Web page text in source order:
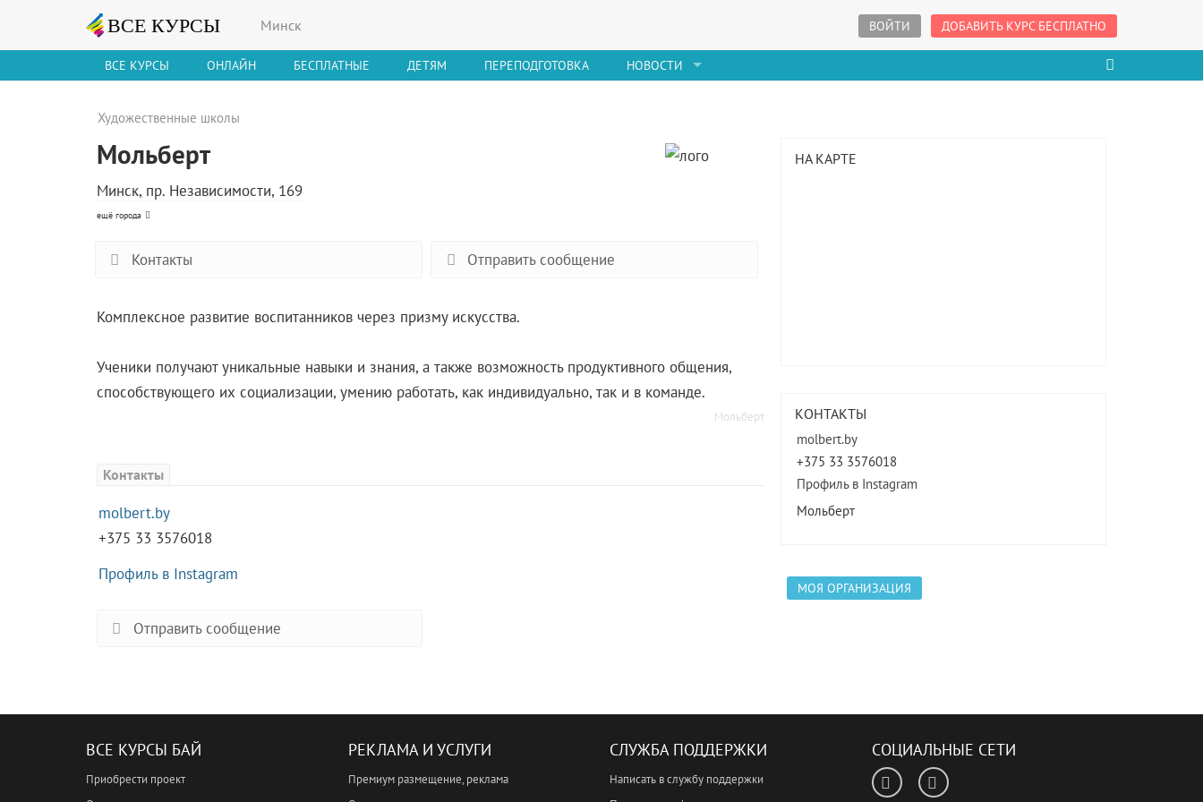
Минск ВОЙТИ ДОБАВИТЬ КУРС БЕСПЛАТНО
ВСЕ КУРСЫ ОНЛАЙН БЕСПЛАТНЫЕ ДЕТЯМ ПЕРЕПОДГОТОВКА НОВОСТИ
Художественные школы
Мольберт
Минск, пр. Независимости, 169
ещё города
Контакты Отправить сообщение
Комплексное развитие воспитанников через призму искусства.
Ученики получают уникальные навыки и знания, а также возможность продуктивного общения,
способствующего их социализации, умению работать, как индивидуально, так и в команде.
Мольберт
Контакты
molbert.by
+375 33 3576018
Профиль в Instagram
Отправить сообщение
НА КАРТЕ
КОНТАКТЫ
molbert.by
+375 33 3576018
Профиль в Instagram
Мольберт
МОЯ ОРГАНИЗАЦИЯ
ВСЕ КУРСЫ БАЙ
Приобрести проект
РЕКЛАМА И УСЛУГИ
Премиум размещение, реклама
СЛУЖБА ПОДДЕРЖКИ
Написать в службу поддержки
СОЦИАЛЬНЫЕ СЕТИ